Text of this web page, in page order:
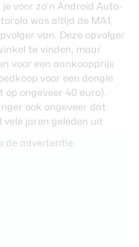
voor zo’n Android Auto-
was altijd de MA1,
van. Deze opvolger
te vinden, maar
voor een aankoopprijs
voor een dongle
ongeveer 40 euro).
ook ongeveer dat
jaren geleden uit.
de advertentie.